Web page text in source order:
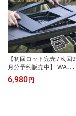
【初回ロット完売 / 次回9
月分予約販売中】 WAQ
MULTI BURNER BASE
バーナーベース ビルトイ
6,980 円